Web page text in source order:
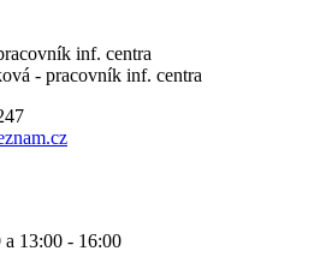
inf. centra
- pracovník inf. centra
13:00 - 16:00